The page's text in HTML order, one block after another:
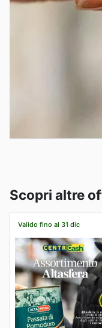
Scopri altre
Valido fino al 31 dic